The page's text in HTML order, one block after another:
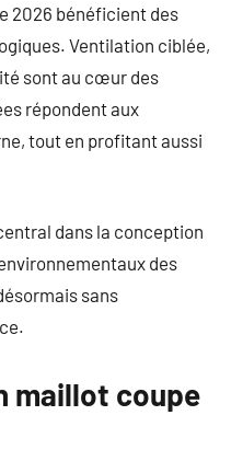
2026 bénéficient des
Ventilation ciblée,
sont au cœur des
répondent aux
tout en profitant aussi
dans la conception
des
sans
maillot coupe